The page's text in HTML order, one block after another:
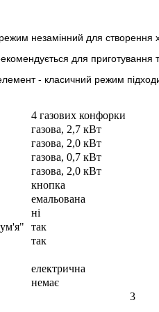
незамінний для створення
для приготування
- класичний режим
4 газових конфорки
газова, 2,7 кВт
газова, 2,0 кВт
газова, 0,7 кВт
газова, 2,0 кВт
кнопка
емальована
ні
так
так
електрична
немає
3